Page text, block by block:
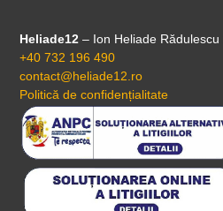
Heliade12 – Ion Heliade
+40 732 196 490
contact@heliade12.ro
Politică de confidențialitate